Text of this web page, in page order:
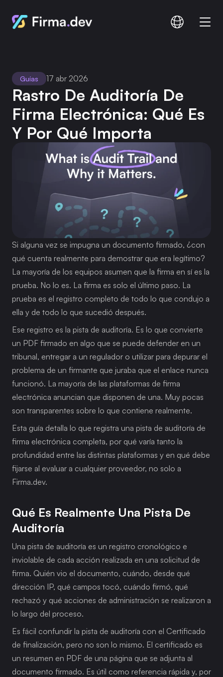
Comparar
Precios
Iniciar sesión Registro
Guías 17 abr 2026
Rastro De Auditoría De
Firma Electrónica: Qué Es
Y Por Qué Importa
Si alguna vez se impugna un documento firmado, ¿con
qué cuenta realmente para demostrar que era legítimo?
La mayoría de los equipos asumen que la firma en sí es la
prueba. No lo es. La firma es solo el último paso. La
prueba es el registro completo de todo lo que condujo a
ella y de todo lo que sucedió después.
Ese registro es la pista de auditoría. Es lo que convierte
un PDF firmado en algo que se puede defender en un
tribunal, entregar a un regulador o utilizar para depurar el
problema de un firmante que juraba que el enlace nunca
funcionó. La mayoría de las plataformas de firma
electrónica anuncian que disponen de una. Muy pocas
son transparentes sobre lo que contiene realmente.
Esta guía detalla lo que registra una pista de auditoría de
firma electrónica completa, por qué varía tanto la
profundidad entre las distintas plataformas y en qué debe
fijarse al evaluar a cualquier proveedor, no solo a
Firma.dev.
Qué Es Realmente Una Pista De
Auditoría
Una pista de auditoría es un registro cronológico e
inviolable de cada acción realizada en una solicitud de
firma. Quién vio el documento, cuándo, desde qué
dirección IP, qué campos tocó, cuándo firmó, qué
rechazó y qué acciones de administración se realizaron a
lo largo del proceso.
Es fácil confundir la pista de auditoría con el Certificado
de finalización, pero no son lo mismo. El certificado es
un resumen en PDF de una página que se adjunta al
documento firmado. Es útil como referencia rápida y, por